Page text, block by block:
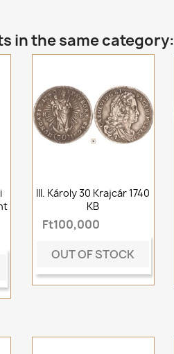
in the same category:
III. Károly 30 Krajcár 1740
KB
Ft100,000
OUT OF STOCK